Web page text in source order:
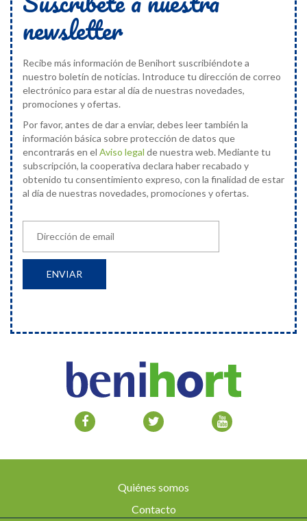
newsletter
Recibe más información de Benihort suscribiéndote a
nuestro boletín de noticias. Introduce tu dirección de correo
electrónico para estar al día de nuestras novedades,
promociones y ofertas.
Por favor, antes de dar a enviar, debes leer también la
información básica sobre protección de datos que
encontrarás en el Aviso legal de nuestra web. Mediante tu
subscripción, la cooperativa declara haber recabado y
obtenido tu consentimiento expreso, con la finalidad de estar
al día de nuestras novedades, promociones y ofertas.
Quiénes somos
Contacto